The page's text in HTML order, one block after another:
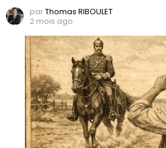
parThomas RIBOULET
2 mois ago